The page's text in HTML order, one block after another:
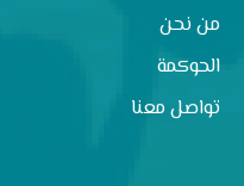
من نحن
الحوكمة
تواصل معنا